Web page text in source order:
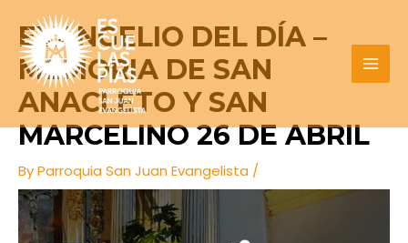
content
EVANGELIO DEL DÍA –
MEMORIA DE SAN
ANACLETO Y SAN
MARCELINO 26 DE ABRIL
ByParroquia San Juan Evangelista /
navigation